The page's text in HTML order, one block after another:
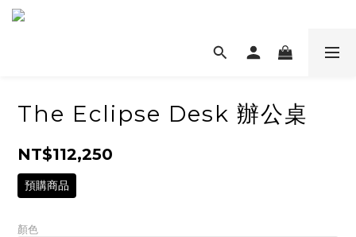
The Eclipse Desk 辦公桌
NT$112,250
預購商品
顏色